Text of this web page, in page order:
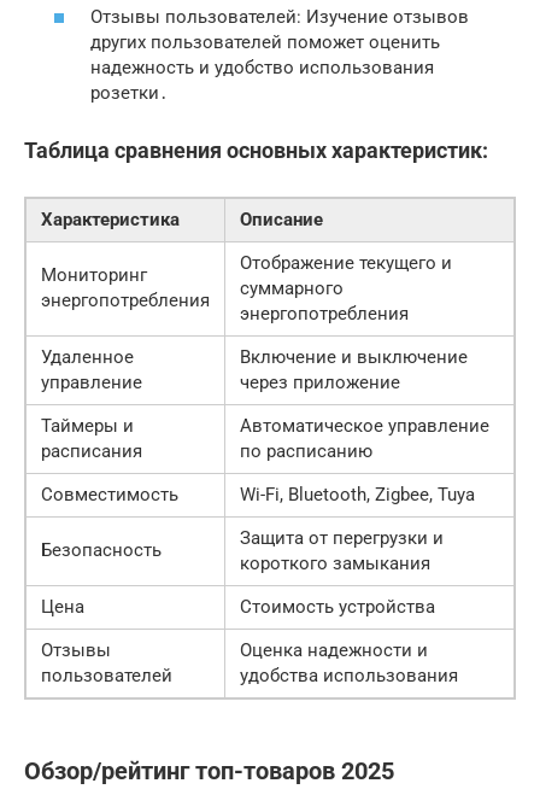
Отзывы пользователей: Изучение отзывов
других пользователей поможет оценить
надежность и удобство использования
розетки․
Таблица сравнения основных характеристик:
Характеристика Описание
Мониторинг
энергопотребления
Отображение текущего и
суммарного
энергопотребления
Удаленное
управление
Включение и выключение
через приложение
Таймеры и
расписания
Автоматическое управление
по расписанию
Совместимость
Wi-Fi, Bluetooth, Zigbee, Tuya
Безопасность
Защита от перегрузки и
короткого замыкания
Цена
Стоимость устройства
Отзывы
пользователей
Оценка надежности и
удобства использования
Обзор/рейтинг топ-товаров 2025